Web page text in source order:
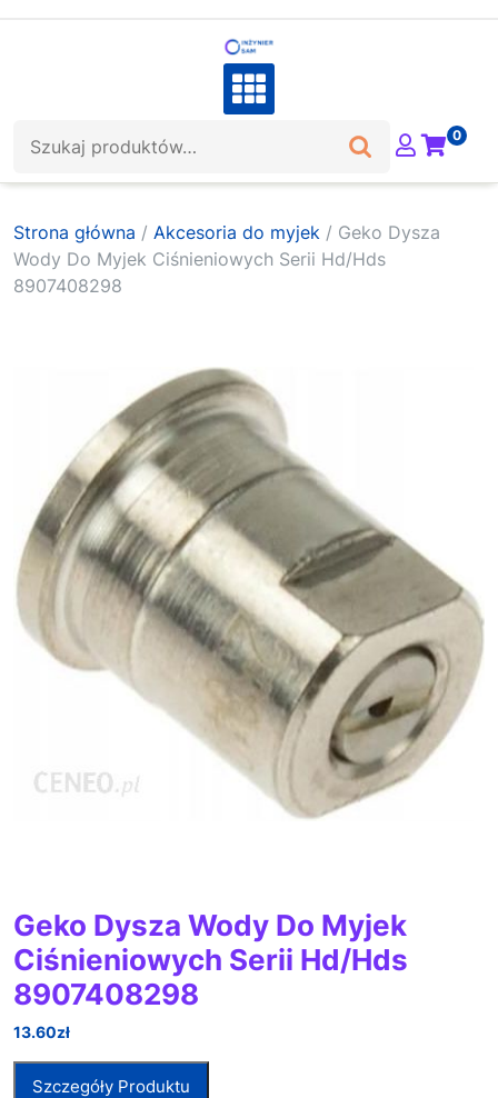
0
Strona główna / Akcesoria do myjek / Geko Dysza
Wody Do Myjek Ciśnieniowych Serii Hd/Hds
8907408298
Geko Dysza Wody Do Myjek
Ciśnieniowych Serii Hd/Hds
8907408298
13.60zł
Szczegóły Produktu